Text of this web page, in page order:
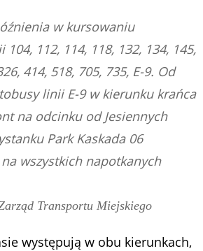
w kursowaniu
112, 114, 118, 132, 134, 145,
414, 518, 705, 735, E-9. Od
linii E-9 w kierunku krańca
na odcinku od Jesiennych
Park Kaskada 06
wszystkich napotkanych
Transportu Miejskiego
występują w obu kierunkach,